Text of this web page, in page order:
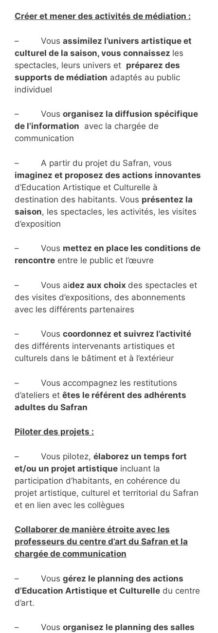
Créer et mener des activités de médiation :
– Vous assimilez l’univers artistique et
culturel de la saison, vous connaissez les
spectacles, leurs univers et préparez des
supports de médiation adaptés au public
individuel
– Vous organisez la diffusion spécifique
de l’information avec la chargée de
communication
– A partir du projet du Safran, vous
imaginez et proposez des actions innovantes
d’Education Artistique et Culturelle à
destination des habitants. Vous présentez la
saison, les spectacles, les activités, les visites
d’exposition
– Vous mettez en place les conditions de
rencontre entre le public et l’œuvre
– Vous aidez aux choix des spectacles et
des visites d’expositions, des abonnements
avec les différents partenaires
– Vous coordonnez et suivrez l’activité
des différents intervenants artistiques et
culturels dans le bâtiment et à l’extérieur
– Vous accompagnez les restitutions
d’ateliers et êtes le référent des adhérents
adultes du Safran
Piloter des projets :
– Vous pilotez, élaborez un temps fort
et/ou un projet artistique incluant la
participation d’habitants, en cohérence du
projet artistique, culturel et territorial du Safran
et en lien avec les collègues
Collaborer de manière étroite avec les
professeurs du centre d’art du Safran et la
chargée de communication
– Vous gérez le planning des actions
d’Education Artistique et Culturelle du centre
d’art.
– Vous organisez le planning des salles